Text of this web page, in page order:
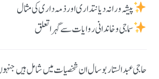
پیشہ ورانہ دیانتداری اور ذمہ داری کی مثال
سماجی و خاندانی روایات سے گہرا تعلق
حاجی عبدالستار بوسال ان شخصیات میں شامل ہیں